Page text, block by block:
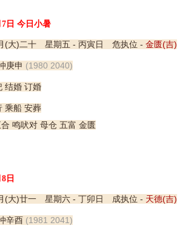
7日 今日小暑
(大)二十 星期五 - 丙寅日 危执位 - 金匮(吉)
庚申 (1980 2040)
结婚 订婚
乘船 安葬
鸣吠对 母仓 五富 金匮
日
(大)廿一 星期六 - 丁卯日 成执位 - 天德(吉)
辛酉 (1981 2041)